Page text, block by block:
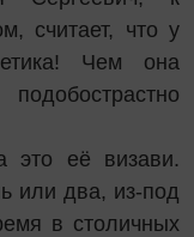
считает, что у
Чем она
это её визави.
или два, из-под
в столичных